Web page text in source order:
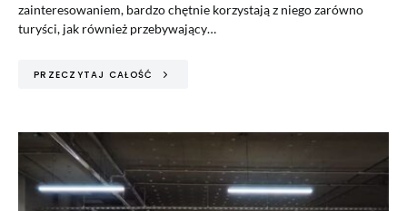
zainteresowaniem, bardzo chętnie korzystają z niego zarówno
turyści, jak również przebywający…
PRZECZYTAJ CAŁOŚĆ